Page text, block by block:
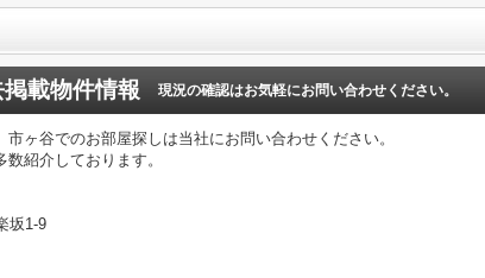
載物件情報 現況の確認はお気軽にお問い合わせください。
谷でのお部屋探しは当社にお問い合わせください。
紹介しております。
坂1-9